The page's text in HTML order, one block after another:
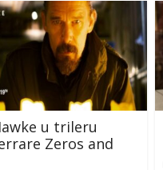
u trileru
Zeros and